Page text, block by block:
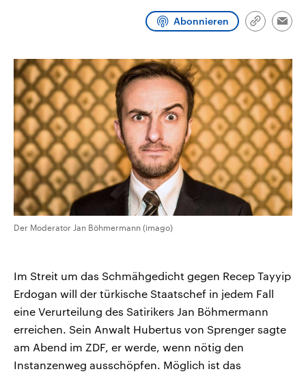
Abonnieren
Link
Der Moderator Jan Böhmermann (imago)
Im Streit um das Schmähgedicht gegen Recep Tayyip
Erdogan will der türkische Staatschef in jedem Fall
eine Verurteilung des Satirikers Jan Böhmermann
erreichen. Sein Anwalt Hubertus von Sprenger sagte
am Abend im ZDF, er werde, wenn nötig den
Instanzenweg ausschöpfen. Möglich ist das